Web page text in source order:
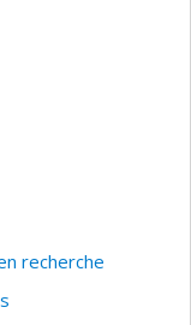
recherche